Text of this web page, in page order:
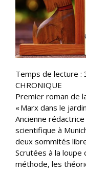
Temps de lecture :
CHRONIQUE
Premier roman de
« Marx dans le
Ancienne
scientifique à
deux sommités
Scrutées à la loupe
méthode, les